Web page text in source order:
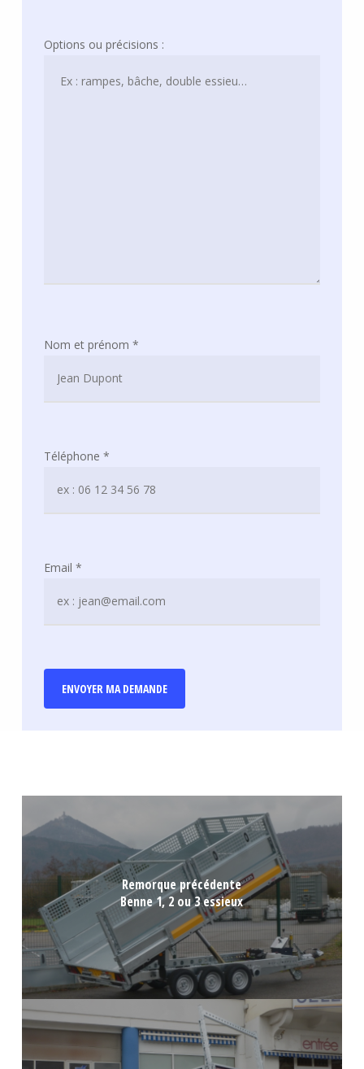
Options ou précisions :
Nom et prénom *
Téléphone *
Email *
Remorque précédente
Benne 1, 2 ou 3 essieux